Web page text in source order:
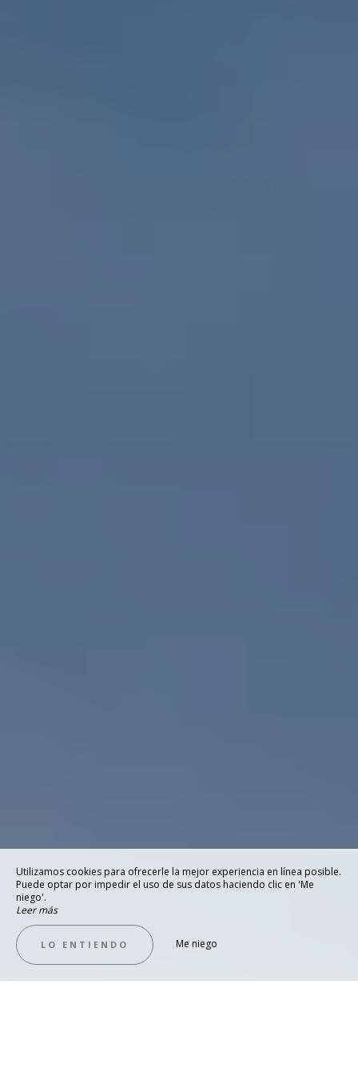
Utilizamos cookies para ofrecerle la mejor experiencia en línea posible.
Puede optar por impedir el uso de sus datos haciendo clic en 'Me
niego'.
Leer más
LO ENTIENDO Me niego